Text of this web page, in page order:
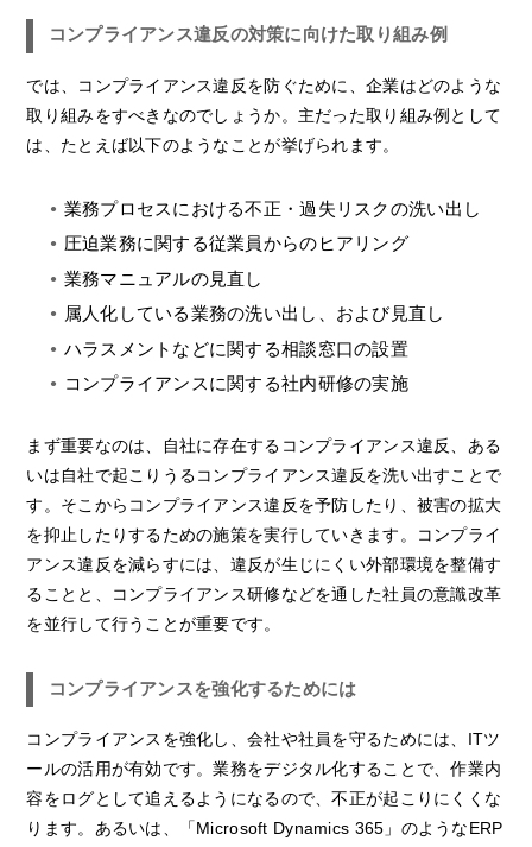
コンプライアンス違反の対策に向けた取り組み例
では、コンプライアンス違反を防ぐために、企業はどのような
取り組みをすべきなのでしょうか。主だった取り組み例として
は、たとえば以下のようなことが挙げられます。
業務プロセスにおける不正・過失リスクの洗い出し
圧迫業務に関する従業員からのヒアリング
業務マニュアルの見直し
属人化している業務の洗い出し、および見直し
ハラスメントなどに関する相談窓口の設置
コンプライアンスに関する社内研修の実施
まず重要なのは、自社に存在するコンプライアンス違反、ある
いは自社で起こりうるコンプライアンス違反を洗い出すことで
す。そこからコンプライアンス違反を予防したり、被害の拡大
を抑止したりするための施策を実行していきます。コンプライ
アンス違反を減らすには、違反が生じにくい外部環境を整備す
ることと、コンプライアンス研修などを通した社員の意識改革
を並行して行うことが重要です。
コンプライアンスを強化するためには
コンプライアンスを強化し、会社や社員を守るためには、ITツ
ールの活用が有効です。業務をデジタル化することで、作業内
容をログとして追えるようになるので、不正が起こりにくくな
ります。あるいは、「Microsoft Dynamics 365」のようなERP